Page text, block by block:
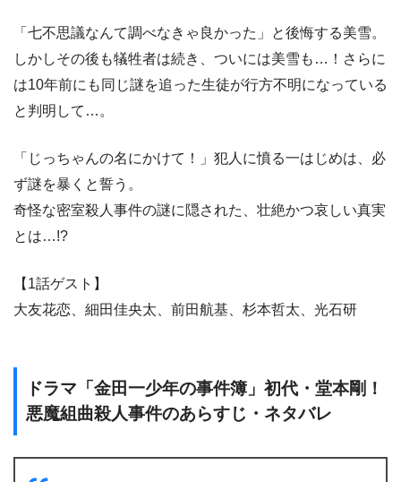
「七不思議なんて調べなきゃ良かった」と後悔する美雪。
しかしその後も犠牲者は続き、ついには美雪も…！さらに
は10年前にも同じ謎を追った生徒が行方不明になっている
と判明して…。
「じっちゃんの名にかけて！」犯人に憤る一はじめは、必
ず謎を暴くと誓う。
奇怪な密室殺人事件の謎に隠された、壮絶かつ哀しい真実
とは…!?
【1話ゲスト】
大友花恋、細田佳央太、前田航基、杉本哲太、光石研
ドラマ「金田一少年の事件簿」初代・堂本剛！
悪魔組曲殺人事件のあらすじ・ネタバレ